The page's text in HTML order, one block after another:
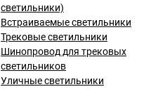
светильники)
Встраиваемые светильники
Трековые светильники
Шинопровод для трековых
светильников
Уличные светильники